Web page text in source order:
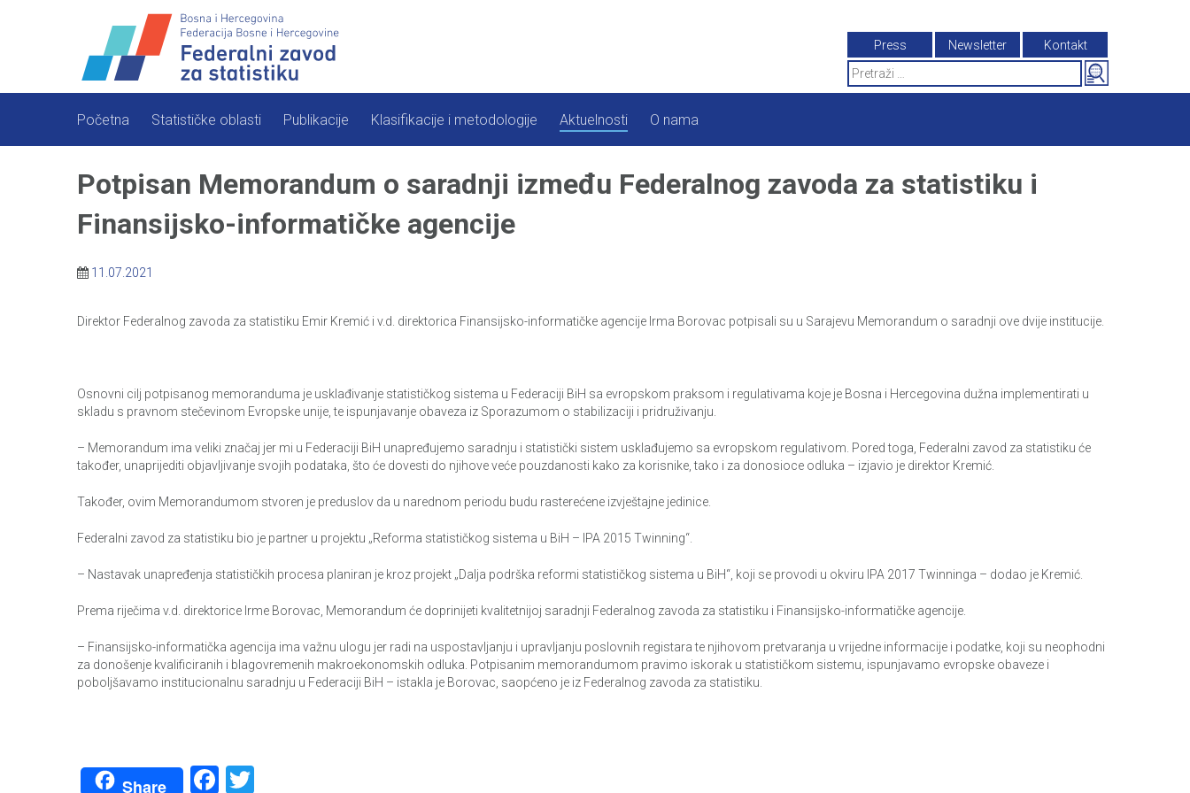
Press Newsletter
Kontakt
Search
for:
Početna Statističke oblasti Publikacije Klasifikacije i metodologije Aktuelnosti O nama
Potpisan Memorandum o saradnji između Federalnog zavoda za statistiku i
Finansijsko-informatičke agencije
11.07.2021
Direktor Federalnog zavoda za statistiku Emir Kremić i v.d. direktorica Finansijsko-informatičke agencije Irma Borovac potpisali su u Sarajevu Memorandum o saradnji ove dvije institucije.
Osnovni cilj potpisanog memoranduma je usklađivanje statističkog sistema u Federaciji BiH sa evropskom praksom i regulativama koje je Bosna i Hercegovina dužna implementirati u
skladu s pravnom stečevinom Evropske unije, te ispunjavanje obaveza iz Sporazumom o stabilizaciji i pridruživanju.
– Memorandum ima veliki značaj jer mi u Federaciji BiH unapređujemo saradnju i statistički sistem usklađujemo sa evropskom regulativom. Pored toga, Federalni zavod za statistiku će
također, unaprijediti objavljivanje svojih podataka, što će dovesti do njihove veće pouzdanosti kako za korisnike, tako i za donosioce odluka – izjavio je direktor Kremić.
Također, ovim Memorandumom stvoren je preduslov da u narednom periodu budu rasterećene izvještajne jedinice.
Federalni zavod za statistiku bio je partner u projektu „Reforma statističkog sistema u BiH – IPA 2015 Twinning“.
– Nastavak unapređenja statističkih procesa planiran je kroz projekt „Dalja podrška reformi statističkog sistema u BiH“, koji se provodi u okviru IPA 2017 Twinninga – dodao je Kremić.
Prema riječima v.d. direktorice Irme Borovac, Memorandum će doprinijeti kvalitetnijoj saradnji Federalnog zavoda za statistiku i Finansijsko-informatičke agencije.
– Finansijsko-informatička agencija ima važnu ulogu jer radi na uspostavljanju i upravljanju poslovnih registara te njihovom pretvaranja u vrijedne informacije i podatke, koji su neophodni
za donošenje kvalificiranih i blagovremenih makroekonomskih odluka. Potpisanim memorandumom pravimo iskorak u statističkom sistemu, ispunjavamo evropske obaveze i
poboljšavamo institucionalnu saradnju u Federaciji BiH – istakla je Borovac, saopćeno je iz Federalnog zavoda za statistiku.
Share Facebook